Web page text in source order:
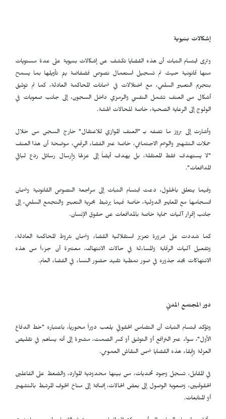
إشكالات بنيوية
وترى ابتسام التبات أن هذه القضايا تكشف عن إشكالات بنيوية على عدة مستويات
منها قانونية حيث تم تسجيل استعمال نصوص فضفاضة يتم تأويلها بما يسمح
بتجريم التعبير السلمي، مع اختلالات في ضمانات المحاكمة العادلة، كما تم توثيق
أشكال من العنف تشمل النفسي والرمزي داخل السجون، إلى جانب صعوبات في
الولوج إلى الرعاية الصحية، خاصة للحالات الهشة.
وأشارت إلى بروز ما تصفه بـ "العنف الموازي للاعتقال" خارج السجن من خلال
حملات التشهير والوصم الاجتماعي، خاصة عبر الفضاء الرقمي، موضحة أن هذا العنف
"لا يستهدف فقط المعتقلة، بل يهدف أيضاً إلى عزلها وإرسال رسائل ردع لباقي
المدافعات".
وفيما يتعلق بالحلول، دعت ابتسام التبات إلى مراجعة النصوص القانونية وضمان
انسجامها مع المعايير الدولية، خاصة فيما يرتبط بحرية التعبير والتجمع السلمي، إلى
جانب إقرار آليات حماية خاصة بالمدافعات عن حقوق الإنسان.
كما شددت على ضرورة تعزيز استقلالية القضاء وضمان شروط المحاكمة العادلة،
وتفعيل آليات الرقابة والمساءلة في حالات الانتهاك، معتبرة أن جزءاً من هذه
الانتهاكات يجد جذوره في صور نمطية تقيد حضور النساء في الفضاء العام.
دور المجتمع المدني
وتؤكد ابتسام التبات أن التضامن الحقوقي يلعب دوراً محورياً، باعتباره "خط الدفاع
الأول"، سواء عبر الترافع أو التوثيق أو كسر الصمت، مشيرة إلى أنه يساهم في تقليص
العزلة وإبقاء هذه القضايا ضمن النقاش العمومي.
في المقابل، تسجل وجود تحديات، من بينها محدودية الموارد، والضغط على الفاعلين
الحقوقيين، وصعوبة الوصول إلى بعض الحالات، إضافة إلى مناخ الخوف المرتبط بالتشهير
أو المتابعات.